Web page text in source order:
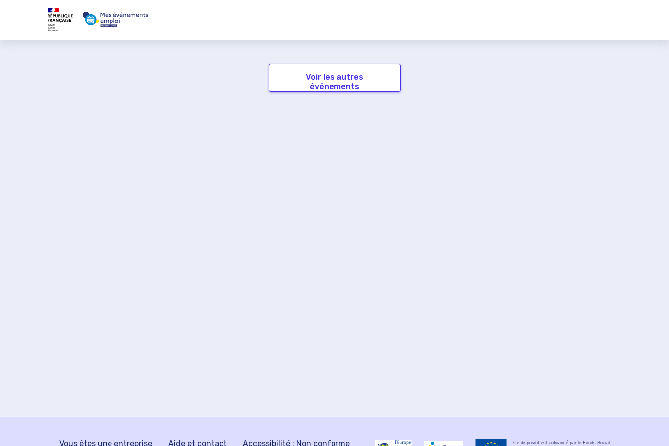
Voir les autres
événements
Vous êtes une entreprise Aide et contact Accessibilité : Non conforme
Ce dispositif est cofinancé par le Fonds Social